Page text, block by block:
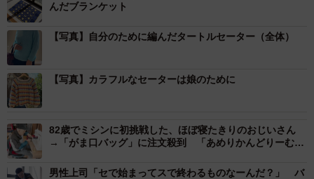
んだブランケット
【写真】自分のために編んだタートルセーター（全体）
【写真】カラフルなセーターは娘のために
82歳でミシンに初挑戦した、ほぼ寝たきりのおじいさん
→「がま口バッグ」に注文殺到 「あめりかんどりーむみ
男性上司「セで始まってスで終わるものなーんだ？」 バ